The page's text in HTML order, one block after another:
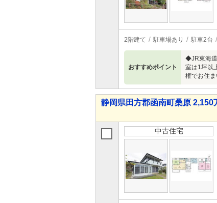
2階建て 駐車場あり 駐車2台
おすすめポイント
◆JR東海
室は1坪以
権でお住
静岡県田方郡函南町桑原 2,150
中古住宅